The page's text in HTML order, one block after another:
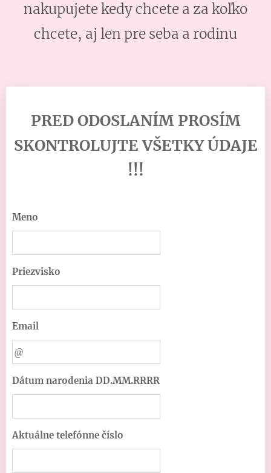
nakupujete kedy chcete a za koľko
chcete, aj len pre seba a rodinu
PRED ODOSLANÍM PROSÍM
SKONTROLUJTE VŠETKY ÚDAJE
!!!
Meno
Priezvisko
Email
Dátum narodenia DD.MM.RRRR
Aktuálne telefónne číslo